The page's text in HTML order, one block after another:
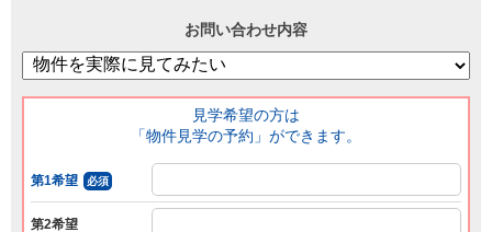
お問い合わせ内容
見学希望の方は
「物件見学の予約」ができます。
第1希望 必須
第2希望